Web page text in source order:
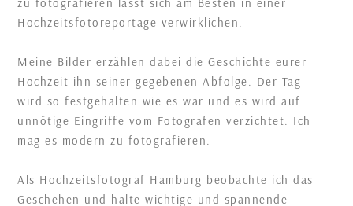
zu fotografieren lässt sich am Besten in einer
Hochzeitsfotoreportage verwirklichen.
Meine Bilder erzählen dabei die Geschichte eurer
Hochzeit ihn seiner gegebenen Abfolge. Der Tag
wird so festgehalten wie es war und es wird auf
unnötige Eingriffe vom Fotografen verzichtet. Ich
mag es modern zu fotografieren.
Als Hochzeitsfotograf Hamburg beobachte ich das
Geschehen und halte wichtige und spannende